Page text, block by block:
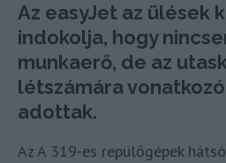
Az easyJet az ülések
indokolja, hogy
munkaerő, de az
létszámára
adottak.
Az A 319-es repülőgépek